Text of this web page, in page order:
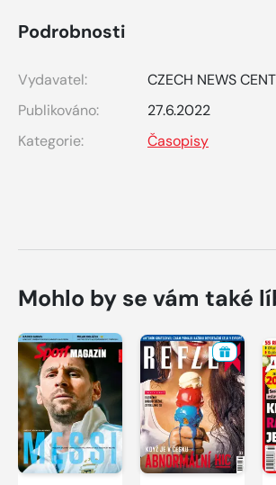
Podrobnosti
Vydavatel:
CZECH NEWS
Publikováno:
27.6.2022
Kategorie:
Časopisy
Mohlo by se vám také